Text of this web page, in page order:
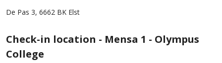
De Pas 3, 6662 BK Elst
Check-in location - Mensa 1 - Olympus
College